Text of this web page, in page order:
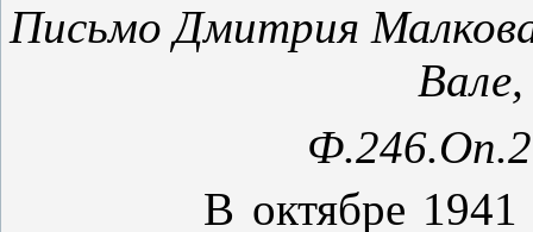
Письмо Дмитрия
В октябре 1941